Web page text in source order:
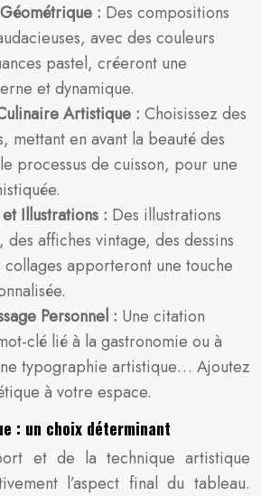
: Des compositions
avec des couleurs
pastel, créeront une
et dynamique.
Artistique : Choisissez des
mettant en avant la beauté des
processus de cuisson, pour une
Illustrations : Des illustrations
des affiches vintage, des dessins
apporteront une touche
Personnel : Une citation
clé lié à la gastronomie ou à
typographie artistique… Ajoutez
à votre espace.
: un choix déterminant
et de la technique artistique
l’aspect final du tableau.